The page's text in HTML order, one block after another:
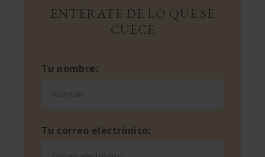
ENTÉRATE DE LO QUE SE
CUECE
Tu nombre:
Tu correo electrónico: